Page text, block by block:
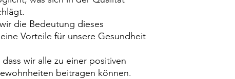
die Bedeutung dieses
Vorteile für unsere Gesundheit
wir alle zu einer positiven
beitragen können.